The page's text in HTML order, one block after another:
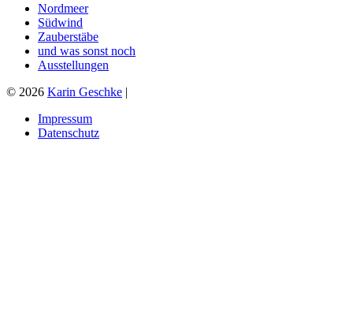
Nordmeer
Südwind
Zauberstäbe
und was sonst noch
Ausstellungen
© 2026 Karin Geschke |
Impressum
Datenschutz